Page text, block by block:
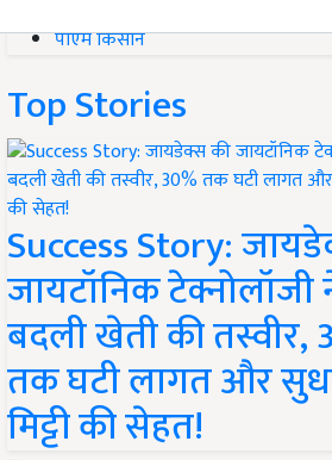
पीएम किसान
Top Stories
Success Story:
जायटॉनिक टेक्नोलॉजी
बदली खेती की तस्वीर,
तक घटी लागत और
मिट्टी की सेहत!